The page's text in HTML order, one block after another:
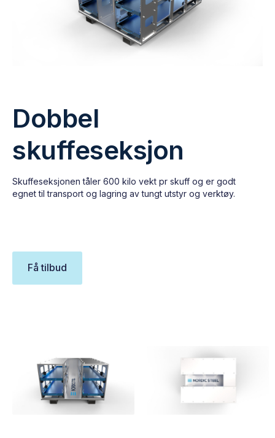
Dobbel
skuffeseksjon
Skuffeseksjonen tåler 600 kilo vekt pr skuff og er godt
egnet til transport og lagring av tungt utstyr og verktøy.
Få tilbud